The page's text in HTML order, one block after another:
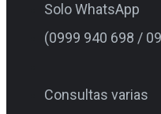
Solo WhatsApp
(0999 940 698 /
Consultas varias